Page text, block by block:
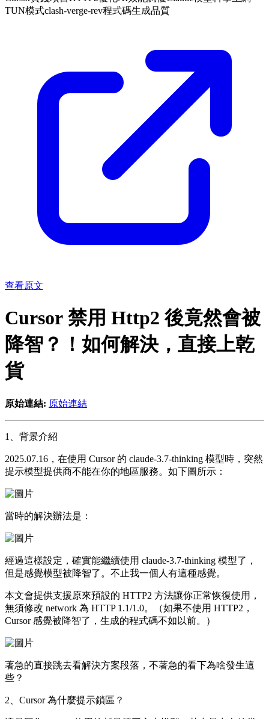
TUN模式clash-verge-rev程式碼生成品質
查看原文
Cursor 禁用 Http2 後竟然會被
降智？！如何解決，直接上乾
貨
原始連結: 原始連結
1、背景介紹
2025.07.16，在使用 Cursor 的 claude-3.7-thinking 模型時，突然
提示模型提供商不能在你的地區服務。如下圖所示：
當時的解決辦法是：
經過這樣設定，確實能繼續使用 claude-3.7-thinking 模型了，
但是感覺模型被降智了。不止我一個人有這種感覺。
本文會提供支援原來預設的 HTTP2 方法讓你正常恢復使用，
無須修改 network 為 HTTP 1.1/1.0。（如果不使用 HTTP2，
Cursor 感覺被降智了，生成的程式碼不如以前。）
著急的直接跳去看解決方案段落，不著急的看下為啥發生這
些？
2、Cursor 為什麼提示鎖區？